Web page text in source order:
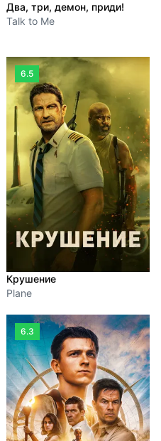
Два, три, демон, приди!
Talk to Me
6.5
Крушение
Plane
6.3